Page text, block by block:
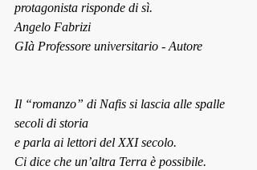
protagonista risponde di sì.
Angelo Fabrizi
GIà Professore universitario - Autore
Il “romanzo” di Nafis si lascia alle spalle
secoli di storia
e parla ai lettori del XXI secolo.
Ci dice che un’altra Terra è possibile.